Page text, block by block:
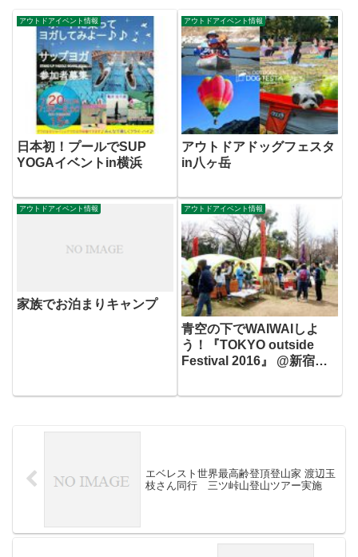
アウトドアイベント情報
日本初！プールでSUP
YOGAイベントin横浜
アウトドアイベント情報
アウトドアドッグフェスタ
in八ヶ岳
アウトドアイベント情報
家族でお泊まりキャンプ
アウトドアイベント情報
青空の下でWAIWAIしよ
う！『TOKYO outside
Festival 2016』 @新宿中
エベレスト世界最高齢登頂登山家 渡辺玉
枝さん同行 三ツ峠山登山ツアー実施